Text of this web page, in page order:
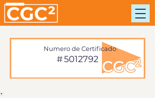
5012792
Numero de Certificado
#